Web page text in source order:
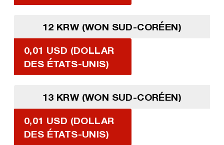
12 KRW (WON SUD-CORÉEN)
0,01 USD (DOLLAR
DES ÉTATS-UNIS)
13 KRW (WON SUD-CORÉEN)
0,01 USD (DOLLAR
DES ÉTATS-UNIS)